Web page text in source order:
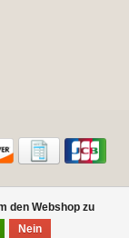
den Webshop zu
Nein
VINOTHEK in